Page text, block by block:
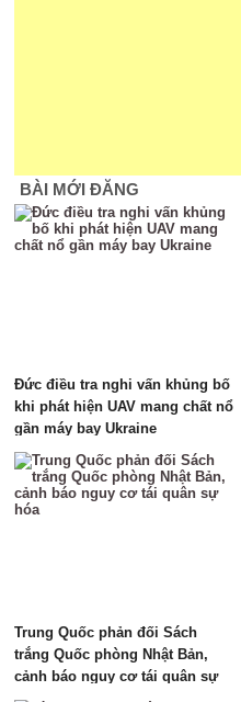
BÀI MỚI ĐĂNG
Đức điều tra nghi vấn khủng bố
khi phát hiện UAV mang chất nổ
gần máy bay Ukraine
Trung Quốc phản đối Sách
trắng Quốc phòng Nhật Bản,
cảnh báo nguy cơ tái quân sự
hóa